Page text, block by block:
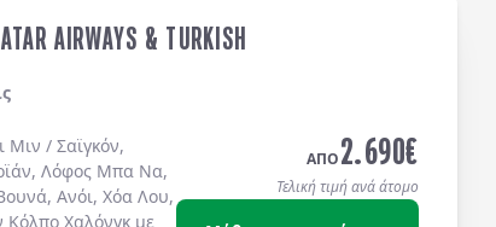
AIRWAYS & TURKISH
Μιν / Σαϊγκόν,
, Λόφος Μπα Να,
, Ανόι, Χόα Λου,
Κόλπο Χαλόνγκμε
ΑΠΟ2.690€
Τελική τιμή ανά άτομο